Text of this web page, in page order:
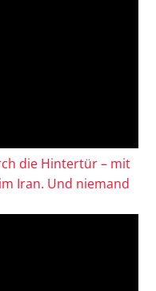
die Hintertür – mit
Iran. Und niemand